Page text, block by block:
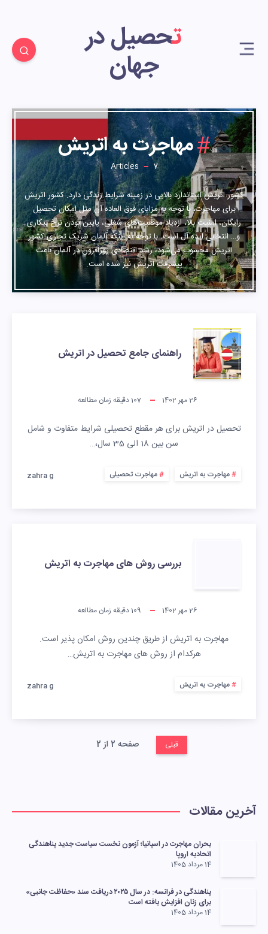
تحصیل در
جهان
مهاجرت به اتریش
7
7
کشور اتریش استاندارد بالایی در زمینه شرایط زندگی دارد. کشور اتریش
برای مهاجرت، با توجه به مزایای فوق العاده آن مثل امکان تحصیل
رایگان، امنیت بالا، ازدیاد موقعیت‌های شغلی، پایین بودن نرخ بیکاری
و… انتخابی ایده آل است. با توجه به اینکه آلمان شریک تجاری کشور
اتریش محسوب ‌می‌شود، رشد اقتصادی روزافزون در آلمان باعث
پیشرفت اتریش نیز شده است.
راهنمای جامع تحصیل در اتریش
26 مهر 1402 107دقیقه زمان مطالعه
تحصیل در اتریش برای هر مقطع تحصیلی شرایط متفاوت و شامل
سن بین 18 الی 35 سال،…
مهاجرت به اتریش مهاجرت تحصیلی zahra g
بررسی روش های مهاجرت به اتریش
26 مهر 1402 109دقیقه زمان مطالعه
مهاجرت به اتریش از طریق چندین روش امکان پذیر است.
هرکدام از روش های مهاجرت به اتریش…
مهاجرت به اتریش zahra g
قبلی صفحه 2 از 2
آخرین مقالات
بحران مهاجرت در اسپانیا؛ آزمون نخست سیاست جدید پناهندگی
اتحادیه اروپا
14 مرداد 1405
پناهندگی در فرانسه: در سال ۲۰۲۵ دریافت سند «حفاظت جانبی»
برای زنان افزایش یافته است
14 مرداد 1405